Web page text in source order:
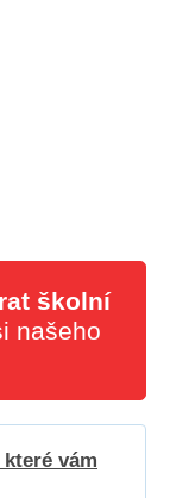
školní
našeho
vám